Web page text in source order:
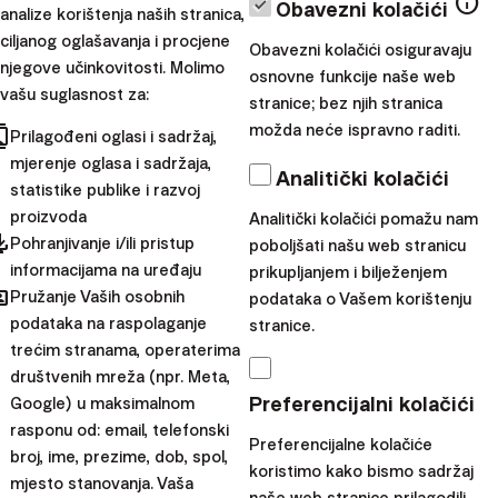
Porezne olakšice dostupne su isključivo
rezidentima određene zemlje i mogu se
razlikovati ovisno o važećim poreznim
Pogledajte naše aktualne i
prethodne promotivne ponude.
Podijelite ovaj blog:
Preporučujemo
analize korištenja naših stranica,
ciljanog oglašavanja i procjene
njegove učinkovitosti. Molimo
vašu suglasnost za:
Prilagođeni oglasi i sadržaj,
mjerenje oglasa i sadržaja,
statistike publike i razvoj
proizvoda
Pohranjivanje i/ili pristup
informacijama na uređaju
Pružanje Vaših osobnih
podataka na raspolaganje
trećim stranama, operaterima
društvenih mreža (npr. Meta,
Google) u maksimalnom
rasponu od: email, telefonski
broj, ime, prezime, dob, spol,
mjesto stanovanja. Vaša
Obavezni kolačići
Obavezni kolačići osiguravaju
osnovne funkcije naše web
stranice; bez njih stranica
možda neće ispravno raditi.
Analitički kolačići
Analitički kolačići pomažu nam
poboljšati našu web stranicu
prikupljanjem i bilježenjem
podataka o Vašem korištenju
stranice.
Preferencijalni kolačići
Preferencijalne kolačiće
koristimo kako bismo sadržaj